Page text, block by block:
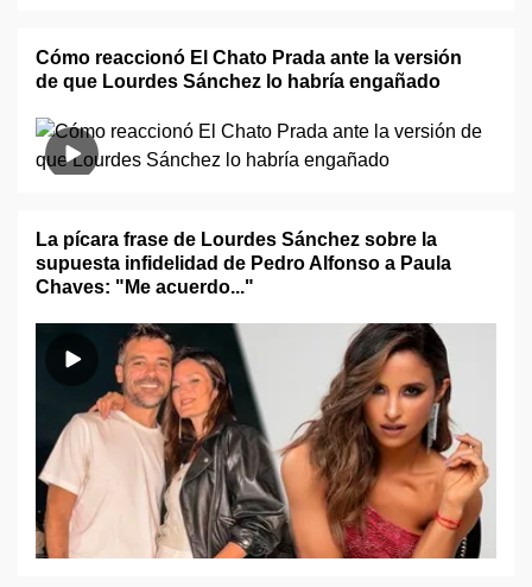
Cómo reaccionó El Chato Prada ante la versión
de que Lourdes Sánchez lo habría engañado
La pícara frase de Lourdes Sánchez sobre la
supuesta infidelidad de Pedro Alfonso a Paula
Chaves: "Me acuerdo..."